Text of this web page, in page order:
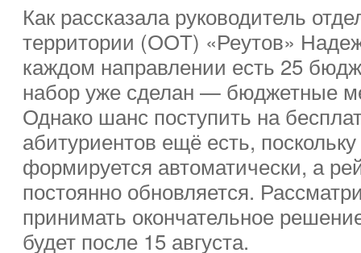
Как рассказала руководитель
территории (ООТ) «Реутов»
каждом направлении есть 25
набор уже сделан — бюджетные
Однако шанс поступить на
абитуриентов ещё есть,
формируется автоматически, а
постоянно обновляется.
принимать окончательное
будет после 15 августа.